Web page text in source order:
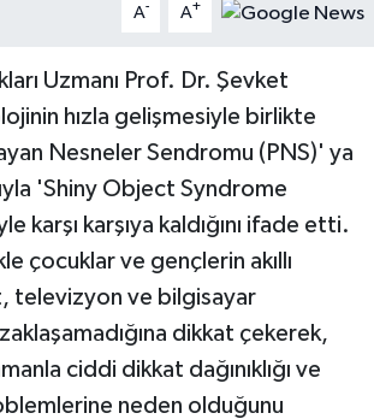
A- A+
Uzmanı Prof. Dr. Şevket
hızla gelişmesiyle birlikte
Nesneler Sendromu (PNS)' ya
'Shiny Object Syndrome
karşı karşıya kaldığını ifade etti.
çocuklar ve gençlerin akıllı
televizyon ve bilgisayar
dikkat çekerek,
ciddi dikkat dağınıklığı ve
neden olduğunu